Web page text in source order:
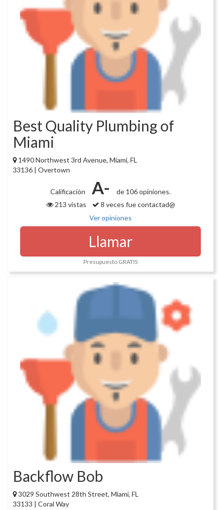
Best Quality Plumbing of
Miami
1490 Northwest 3rd Avenue, Miami, FL
33136 | Overtown
Calificación A-
de 106 opiniones.
213 vistas
8 veces fue contactad@
Ver opiniones
Llamar
Presupuesto GRATIS
Backflow Bob
3029 Southwest 28th Street, Miami, FL
33133 | Coral Way